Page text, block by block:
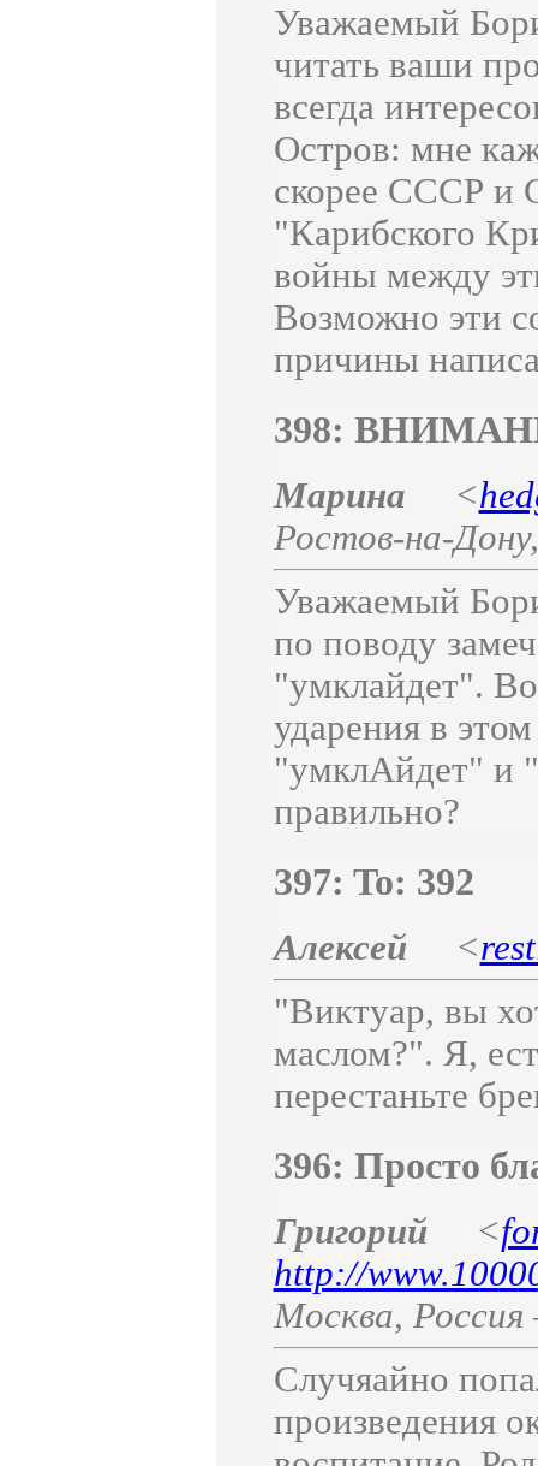
Уважаемый
читать ваши
всегда
Остров: мне
скорее СССР и
"Карибского
войны между
Возможно эти
причины
398:
Марина <
Ростов-на-Дону
Уважаемый
по поводу
"умклайдет".
ударения в
"умклАйдет" и
правильно?
397: To: 392
Алексей <
"Виктуар, вы
маслом?". Я,
перестаньте
396: Просто
Григорий <
http://
Москва, Россия
Случяайно
произведения